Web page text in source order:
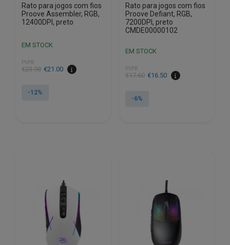
Rato para jogos com fios
Proove Assembler, RGB,
12400DPI, preto
EM STOCK
PVPR
€23.98
O
original
€21.00
O
atual
-12%
Rato para jogos com fios
Proove Defiant, RGB,
7200DPI, preto
CMDE00000102
EM STOCK
PVPR
€17.60
O
original
€16.50
O
atual
-6%